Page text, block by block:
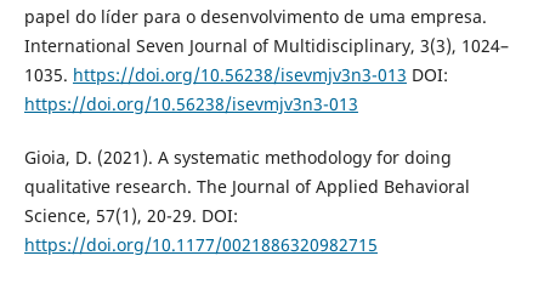
papel do líder para o desenvolvimento de uma empresa.
International Seven Journal of Multidisciplinary, 3(3), 1024–
1035. https://doi.org/10.56238/isevmjv3n3-013 DOI:
https://doi.org/10.56238/isevmjv3n3-013
Gioia, D. (2021). A systematic methodology for doing
qualitative research. The Journal of Applied Behavioral
Science, 57(1), 20-29. DOI:
https://doi.org/10.1177/0021886320982715